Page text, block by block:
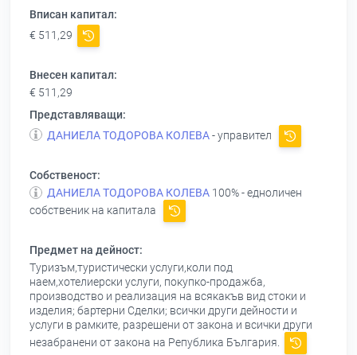
Вписан капитал:
€ 511,29
Внесен капитал:
€ 511,29
Представляващи:
ДАНИЕЛА ТОДОРОВА КОЛЕВА- управител
Собственост:
ДАНИЕЛА ТОДОРОВА КОЛЕВА 100% - едноличен
собственик на капитала
Предмет на дейност:
Туризъм,туристически услуги,коли под
наем,хотелиерски услуги, покупко-продажба,
производство и реализация на всякакъв вид стоки и
изделия; бартерни Сделки; всички други дейности и
услуги в рамките, разрешени от закона и всички други
незабранени от закона на Република България.